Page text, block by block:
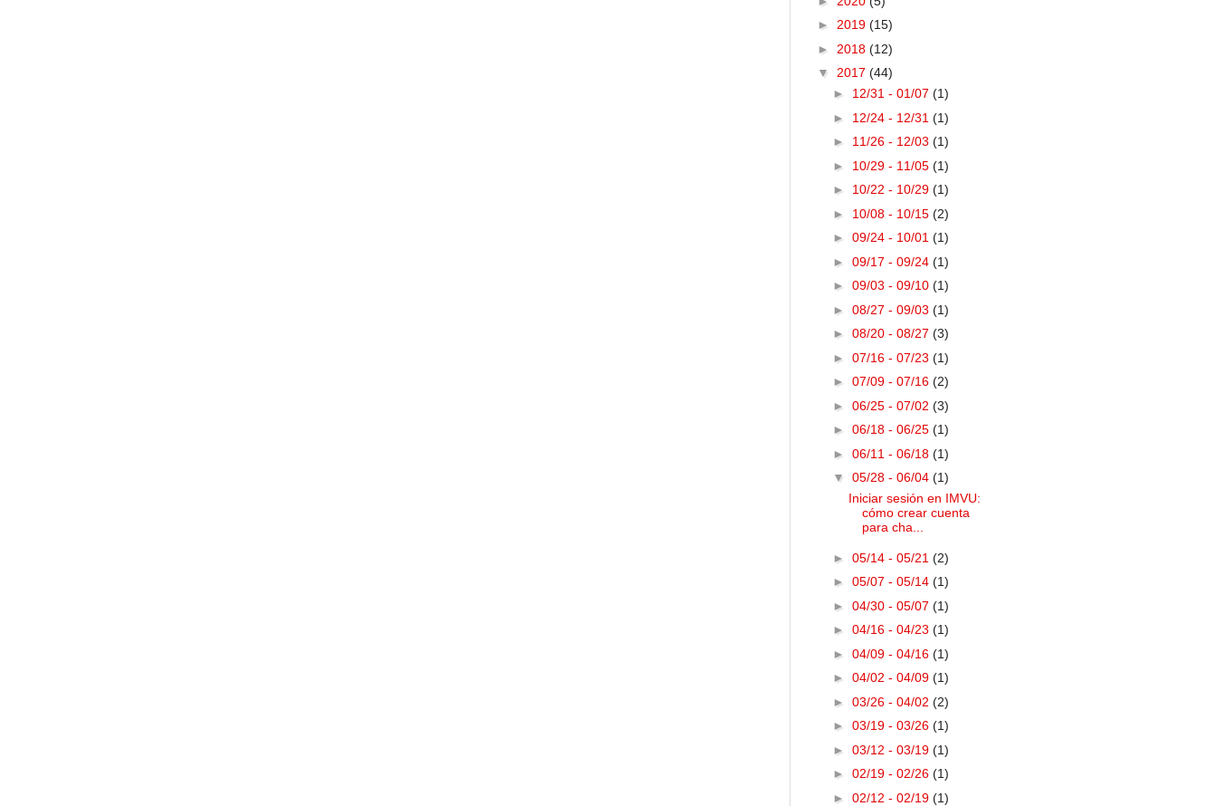
► 2019 (15)
► 2018 (12)
▼ 2017 (44)
► 12/31 - 01/07 (1)
► 12/24 - 12/31 (1)
► 11/26 - 12/03 (1)
► 10/29 - 11/05 (1)
► 10/22 - 10/29 (1)
► 10/08 - 10/15 (2)
► 09/24 - 10/01 (1)
► 09/17 - 09/24 (1)
► 09/03 - 09/10 (1)
► 08/27 - 09/03 (1)
► 08/20 - 08/27 (3)
► 07/16 - 07/23 (1)
► 07/09 - 07/16 (2)
► 06/25 - 07/02 (3)
► 06/18 - 06/25 (1)
► 06/11 - 06/18 (1)
▼ 05/28 - 06/04 (1)
Iniciar sesión en IMVU:
cómo crear cuenta
para cha...
► 05/14 - 05/21 (2)
► 05/07 - 05/14 (1)
► 04/30 - 05/07 (1)
► 04/16 - 04/23 (1)
► 04/09 - 04/16 (1)
► 04/02 - 04/09 (1)
► 03/26 - 04/02 (2)
► 03/19 - 03/26 (1)
► 03/12 - 03/19 (1)
► 02/19 - 02/26 (1)
► 02/12 - 02/19 (1)